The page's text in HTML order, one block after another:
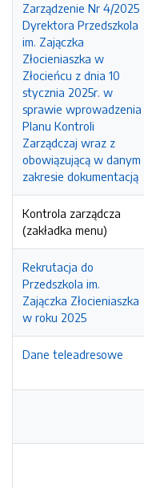
Zarządzenie Nr 4/2025
Dyrektora Przedszkola
im. Zajączka
Złocieniaszka w
Złocieńcu z dnia 10
stycznia 2025r. w
sprawie wprowadzenia
Planu Kontroli
Zarządczaj wraz z
obowiązującą w danym
zakresie dokumentacją
Kontrola zarządcza
(zakładka menu)
Rekrutacja do
Przedszkola im.
Zajączka Złocieniaszka
w roku 2025
Dane teleadresowe